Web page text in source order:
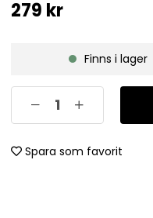
279 kr
Finns i lager
Spara som favorit